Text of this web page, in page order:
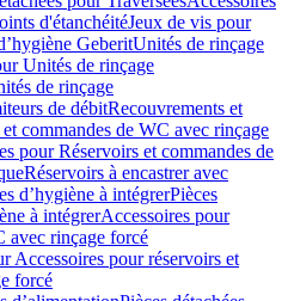
d'étanchéitéJeux de vis pour
GeberitUnités de rinçage
Unités de rinçage
de rinçage
de débitRecouvrements et
commandes de WC avec rinçage
pour Réservoirs et commandes de
Réservoirs à encastrer avec
d’hygiène à intégrerPièces
à intégrerAccessoires pour
avec rinçage forcé
Accessoires pour réservoirs et
forcé